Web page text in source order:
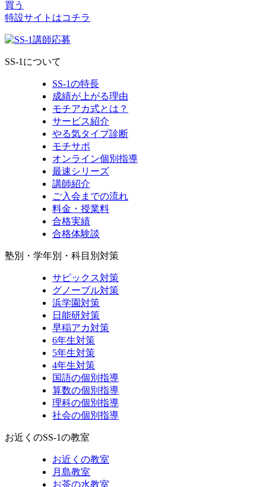
特設サイトはコチラ
SS-1について
SS-1の特長
成績が上がる理由
モチアカ式とは？
サービス紹介
やる気タイプ診断
モチサポ
オンライン個別指導
最速シリーズ
講師紹介
ご入会までの流れ
料金・授業料
合格実績
合格体験談
塾別・学年別・科目別対策
サピックス対策
グノーブル対策
浜学園対策
日能研対策
早稲アカ対策
6年生対策
5年生対策
4年生対策
国語の個別指導
算数の個別指導
理科の個別指導
社会の個別指導
お近くのSS-1の教室
お近くの教室
月島教室
お茶の水教室